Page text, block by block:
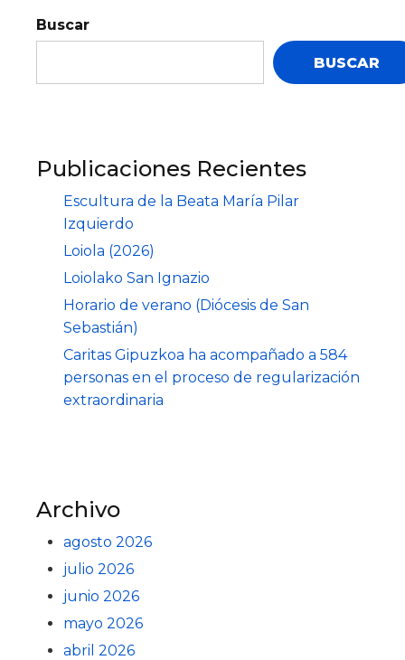
Buscar
BUSCAR
Publicaciones Recientes
Escultura de la Beata María Pilar
Izquierdo
Loiola (2026)
Loiolako San Ignazio
Horario de verano (Diócesis de San
Sebastián)
Caritas Gipuzkoa ha acompañado a 584
personas en el proceso de regularización
extraordinaria
Archivo
agosto 2026
julio 2026
junio 2026
mayo 2026
abril 2026